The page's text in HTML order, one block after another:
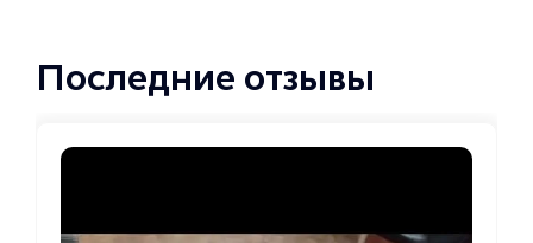
Последние отзывы